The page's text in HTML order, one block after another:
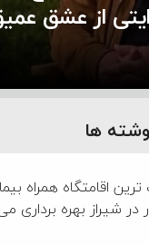
از عشق
هخامنشی که
گرسنگی نیست؛
را بفهمیم؟
ها
اقامتگاه همراه
در شیراز بهره برداری